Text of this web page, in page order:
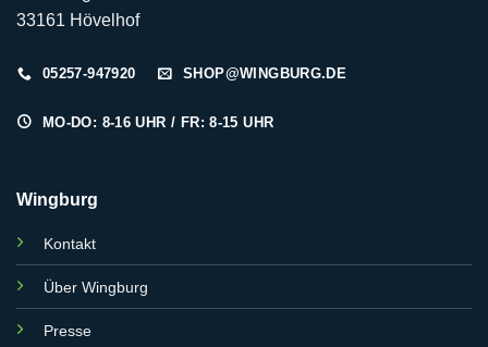
33161 Hövelhof
05257-947920 SHOP@WINGBURG.DE
MO-DO: 8-16 UHR / FR: 8-15 UHR
Wingburg
Kontakt
Über Wingburg
Presse